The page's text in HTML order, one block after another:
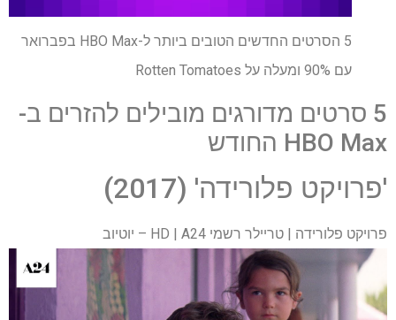
5 הסרטים החדשים הטובים ביותר ל-HBO Max בפברואר
עם 90% ומעלה על Rotten Tomatoes
5 סרטים מדורגים מובילים להזרים ב-
HBO Max החודש
'פרויקט פלורידה' (2017)
פרויקט פלורידה | טריילר רשמי HD | A24 – יוטיוב